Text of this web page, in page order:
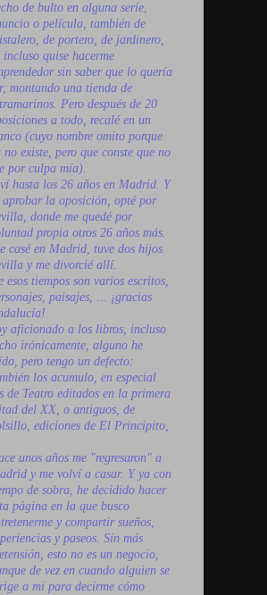
de bulto en alguna serie,
o película, también de
de portero, de jardinero,
incluso quise hacerme
sin saber que lo quería
montando una tienda de
Pero después de 20
a todo, recalé en un
(cuyo nombre omito porque
no existe, pero que conste que no
por culpa mía).
hasta los 26 años en Madrid. Y
la oposición, opté por
donde me quedé por
propia otros 26 años más.
casé en Madrid, tuve dos hijos
y me divorcié allí.
esos tiempos son varios escritos,
paisajes, ... ¡gracias
aficionado a los libros, incluso
irónicamente, alguno he
pero tengo un defecto:
los acumulo, en especial
de Teatro editados en la primera
del XX, o antiguos, de
ediciones de El Principito,
unos años me "regresaron" a
y me volví a casar. Y ya con
de sobra, he decidido hacer
página en la que busco
y compartir sueños,
y paseos. Sin más
esto no es un negocio,
de vez en cuando alguien se
a mi para decirme cómo